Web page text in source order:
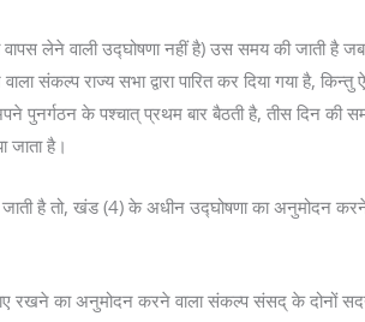
वापस लेने वाली उद्घोषणा नहीं है) उस समय की
संकल्प राज्य सभा द्वारा पारित कर दिया गया है,
पुनर्गठन के पश्चात् प्रथम बार बैठती है, तीस दिन की
जाता है।
जाती है तो, खंड (4) के अधीन उद्घोषणा का अनुमोदन
रखने का अनुमोदन करने वाला संकल्प संसद् के दोनों